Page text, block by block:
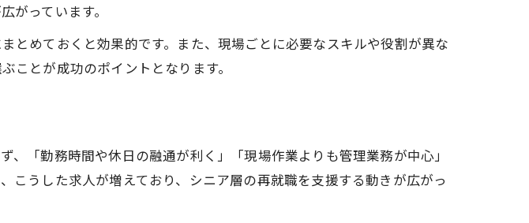
悔しない選択方法
の建設案件事情
べき建設求人とは
建設求人の選択基準
人と働き方の工夫
がっています。
めておくと効果的です。また、現場ごとに必要なスキルや役割が異な
ことが成功のポイントとなります。
「勤務時間や休日の融通が利く」「現場作業よりも管理業務が中心」
こうした求人が増えており、シニア層の再就職を支援する動きが広がっ